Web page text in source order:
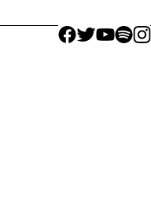
facebook icon
facebook
facebook